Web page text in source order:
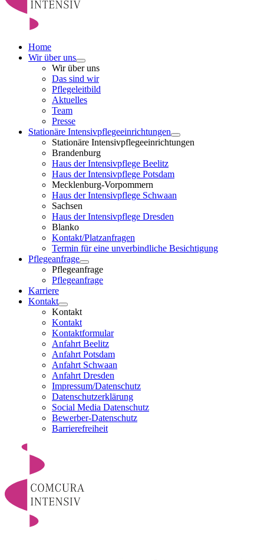
Home
Wir über uns
Wir über uns
Das sind wir
Pflegeleitbild
Aktuelles
Team
Presse
Stationäre Intensivpflegeeinrichtungen
Stationäre Intensivpflegeeinrichtungen
Brandenburg
Haus der Intensivpflege Beelitz
Haus der Intensivpflege Potsdam
Mecklenburg-Vorpommern
Haus der Intensivpflege Schwaan
Sachsen
Haus der Intensivpflege Dresden
Blanko
Kontakt/Platzanfragen
Termin für eine unverbindliche Besichtigung
Pflegeanfrage
Pflegeanfrage
Pflegeanfrage
Karriere
Kontakt
Kontakt
Kontakt
Kontaktformular
Anfahrt Beelitz
Anfahrt Potsdam
Anfahrt Schwaan
Anfahrt Dresden
Impressum/Datenschutz
Datenschutzerklärung
Social Media Datenschutz
Bewerber-Datenschutz
Barrierefreiheit